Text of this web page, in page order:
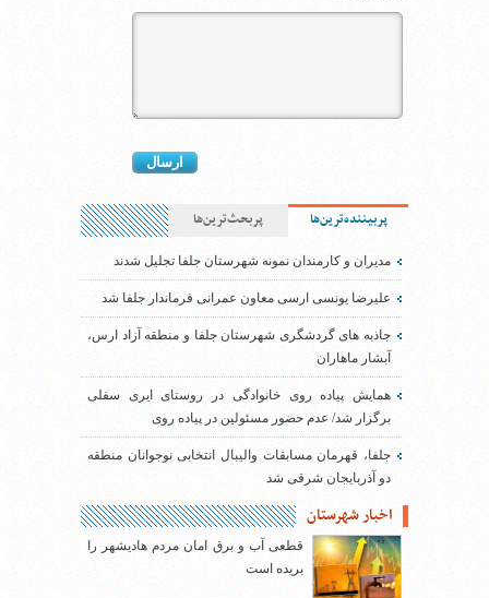
پربیننده‌ترین‌ها پربحث‌ترین‌ها
مدیران و کارمندان نمونه شهرستان جلفا تجلیل شدند
علیرضا یونسی ارسی معاون عمرانی فرماندار جلفا شد
جاذبه های گردشگری شهرستان جلفا و منطقه آزاد ارس،
آبشار ماهاران
همایش پیاده روی خانوادگی در روستای ایری سفلی
برگزار شد/ عدم حضور مسئولین در پیاده روی
جلفا، قهرمان مسابقات والیبال انتخابی نوجوانان منطقه
دو آذربایجان شرقی شد
اخبار شهرستان
قطعی آب و برق امان مردم هادیشهر را
بریده است